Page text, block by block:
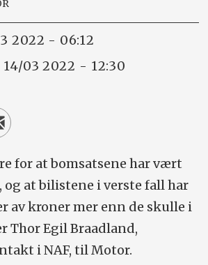
2022 - 06:12
14/03 2022 - 12:30
for at bomsatsene har vært
at bilistene i verste fall har
av kroner mer enn de skulle i
Thor Egil Braadland,
i NAF, til Motor.